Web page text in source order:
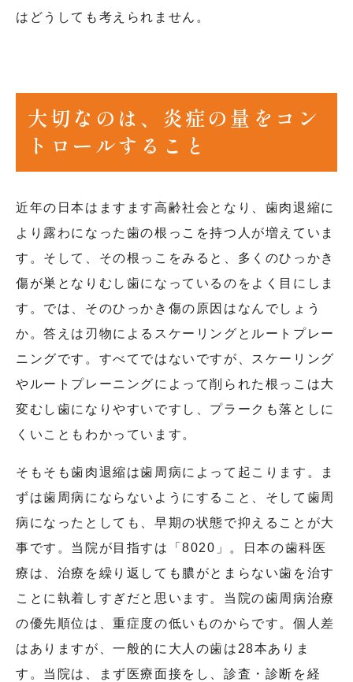
はどうしても考えられません。
大切なのは、炎症の量をコン
トロールすること
近年の日本はますます高齢社会となり、歯肉退縮に
より露わになった歯の根っこを持つ人が増えていま
す。そして、その根っこをみると、多くのひっかき
傷が巣となりむし歯になっているのをよく目にしま
す。では、そのひっかき傷の原因はなんでしょう
か。答えは刃物によるスケーリングとルートプレー
ニングです。すべてではないですが、スケーリング
やルートプレーニングによって削られた根っこは大
変むし歯になりやすいですし、プラークも落としに
くいこともわかっています。
そもそも歯肉退縮は歯周病によって起こります。ま
ずは歯周病にならないようにすること、そして歯周
病になったとしても、早期の状態で抑えることが大
事です。当院が目指すは「8020」。日本の歯科医
療は、治療を繰り返しても膿がとまらない歯を治す
ことに執着しすぎだと思います。当院の歯周病治療
の優先順位は、重症度の低いものからです。個人差
はありますが、一般的に大人の歯は28本ありま
す。当院は、まず医療面接をし、診査・診断を経